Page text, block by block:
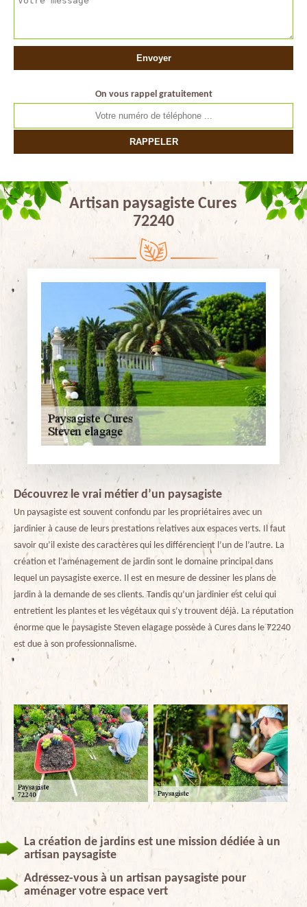
On vous rappel gratuitement
Artisan paysagiste Cures
72240
Découvrez le vrai métier d’un paysagiste
Un paysagiste est souvent confondu par les propriétaires avec un
jardinier à cause de leurs prestations relatives aux espaces verts. Il faut
savoir qu’il existe des caractères qui les différencient l’un de l’autre. La
création et l’aménagement de jardin sont le domaine principal dans
lequel un paysagiste exerce. Il est en mesure de dessiner les plans de
jardin à la demande de ses clients. Tandis qu’un jardinier est celui qui
entretient les plantes et les végétaux qui s’y trouvent déjà. La réputation
énorme que le paysagiste Steven elagage possède à Cures dans le 72240
est due à son professionnalisme.
La création de jardins est une mission dédiée à un
artisan paysagiste
Adressez-vous à un artisan paysagiste pour
aménager votre espace vert